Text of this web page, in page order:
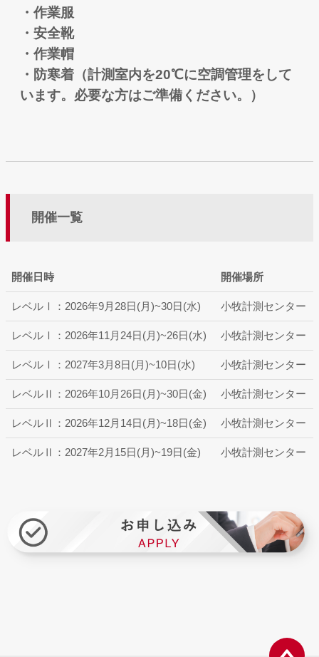
・作業服
・安全靴
・作業帽
・防寒着（計測室内を20℃に空調管理をして
います。必要な方はご準備ください。）
開催一覧
開催日時 開催場所
レベルⅠ：2026年9月28日(月)~30日(水) 小牧計測センター
レベルⅠ：2026年11月24日(月)~26日(水) 小牧計測センター
レベルⅠ：2027年3月8日(月)~10日(水) 小牧計測センター
レベルⅡ：2026年10月26日(月)~30日(金) 小牧計測センター
レベルⅡ：2026年12月14日(月)~18日(金) 小牧計測センター
レベルⅡ：2027年2月15日(月)~19日(金) 小牧計測センター